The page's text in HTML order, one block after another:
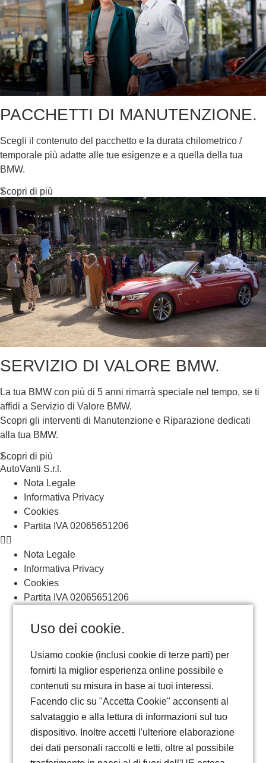
Uso dei cookie.
Usiamo cookie (inclusi cookie di terze parti) per
fornirti la miglior esperienza online possibile e
contenuti su misura in base ai tuoi interessi.
Facendo clic su "Accetta Cookie" acconsenti al
salvataggio e alla lettura di informazioni sul tuo
dispositivo. Inoltre accetti l'ulteriore elaborazione
dei dati personali raccolti e letti, oltre al possibile
PACCHETTI DI MANUTENZIONE.
Scegli il contenuto del pacchetto e la durata chilometrico /
temporale più adatte alle tue esigenze e a quella della tua
BMW.
Scopri di più
SERVIZIO DI VALORE BMW.
La tua BMW con più di 5 anni rimarrà speciale nel tempo, se ti
affidi a Servizio di Valore BMW.
Scopri gli interventi di Manutenzione e Riparazione dedicati
alla tua BMW.
Scopri di più
AutoVanti S.r.l.
Nota Legale
Informativa Privacy
Cookies
Partita IVA 02065651206
Nota Legale
Informativa Privacy
Cookies
Partita IVA 02065651206